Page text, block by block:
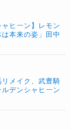
ャヒーン】レモン
本来の姿」田中
メイク、武豊騎
デンシャヒーン